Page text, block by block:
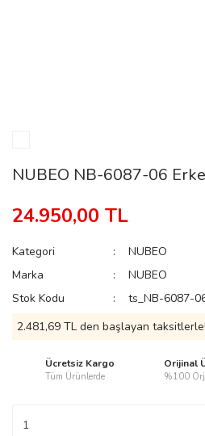
NUBEO NB-6087-06
24.950,00 TL
Kategori
NUBEO
Marka
NUBEO
Stok Kodu
ts_NB-6087-
2.481,69 TL den başlayan taksitlerle!
Ücretsiz Kargo
Tüm Ürünlerde
Orijinal
%100